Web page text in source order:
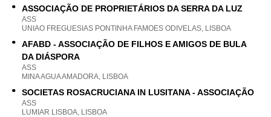
ASSOCIAÇÃO DE PROPRIETÁRIOS DA SERRA DA LUZ
ASS
UNIAO FREGUESIAS PONTINHA FAMOES ODIVELAS, LISBOA
AFABD - ASSOCIAÇÃO DE FILHOS E AMIGOS DE BULA
DA DIÁSPORA
ASS
MINA AGUA AMADORA, LISBOA
SOCIETAS ROSACRUCIANA IN LUSITANA - ASSOCIAÇÃO
ASS
LUMIAR LISBOA, LISBOA